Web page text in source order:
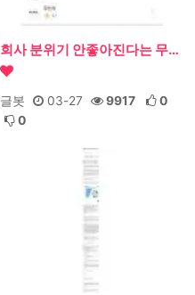
회사 분위기 안좋아진다는 무…
글봇 03-27 9917
0
0